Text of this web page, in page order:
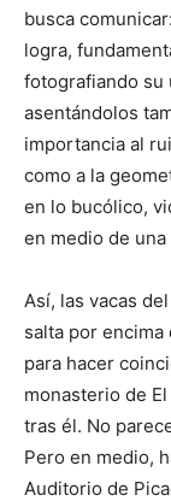
busca
logra,
fotografiando su
asentándolos
importancia al
como a la
en lo bucólico,
en medio de
Así, las vacas
salta por encima
para hacer
monasterio de
tras él. No
Pero en medio,
Auditorio de